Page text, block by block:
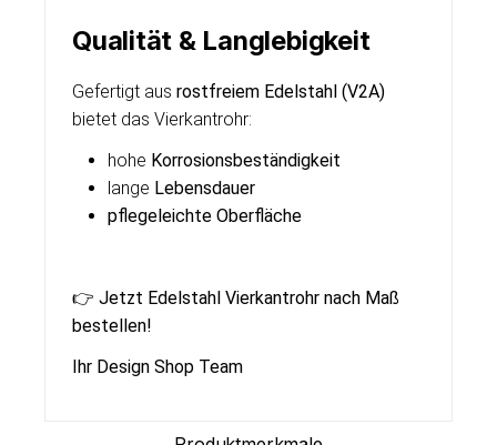
Qualität & Langlebigkeit
Gefertigt aus rostfreiem Edelstahl (V2A)
bietet das Vierkantrohr:
hohe Korrosionsbeständigkeit
lange Lebensdauer
pflegeleichte Oberfläche
👉 Jetzt Edelstahl Vierkantrohr nach Maß
bestellen!
Ihr Design Shop Team